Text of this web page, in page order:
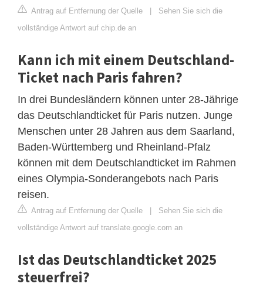
Antrag auf Entfernung der Quelle | Sehen Sie sich die
vollständige Antwort auf chip.de an
Kann ich mit einem Deutschland-
Ticket nach Paris fahren?
In drei Bundesländern können unter 28-Jährige
das Deutschlandticket für Paris nutzen. Junge
Menschen unter 28 Jahren aus dem Saarland,
Baden-Württemberg und Rheinland-Pfalz
können mit dem Deutschlandticket im Rahmen
eines Olympia-Sonderangebots nach Paris
reisen.
Antrag auf Entfernung der Quelle | Sehen Sie sich die
vollständige Antwort auf translate.google.com an
Ist das Deutschlandticket 2025
steuerfrei?